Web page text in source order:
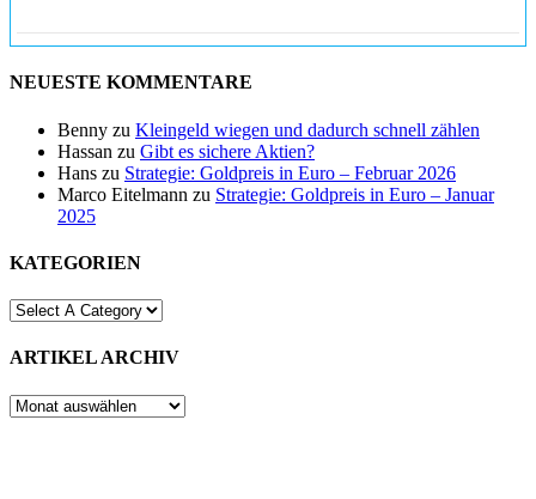
NEUESTE KOMMENTARE
Benny zu Kleingeld wiegen und dadurch schnell zählen
Hassan zu Gibt es sichere Aktien?
Hans zu Strategie: Goldpreis in Euro – Februar 2026
Marco Eitelmann zu Strategie: Goldpreis in Euro – Januar
2025
KATEGORIEN
ARTIKEL ARCHIV
ARTIKEL